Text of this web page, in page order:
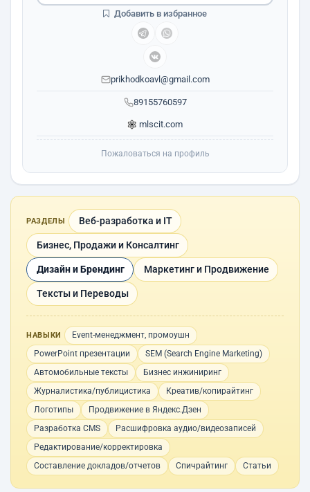
89155760597
prikhodkoavl@gmail.com
mlscit.com
Добавить в избранное
Пожаловаться на профиль
РАЗДЕЛЫ Веб-разработка и IT
Бизнес, Продажи и Консалтинг
Дизайн и Брендинг Маркетинг и Продвижение
Тексты и Переводы
НАВЫКИ
Event-менеджмент, промоушн
PowerPoint презентации
SEM (Search Engine Marketing)
Автомобильные тексты
Бизнес инжиниринг
Журналистика/публицистика
Креатив/копирайтинг
Логотипы
Продвижение в Яндекс.Дзен
Разработка CMS
Расшифровка аудио/видеозаписей
Редактирование/корректировка
Составление докладов/отчетов
Спичрайтинг Статьи